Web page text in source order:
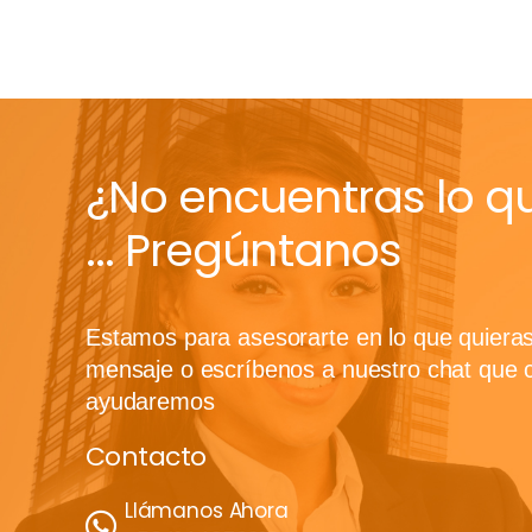
¿No encuentras lo
... Pregúntanos
Estamos para asesorarte en lo que
mensaje o escríbenos a nuestro chat que
ayudaremos
Contacto
Llámanos Ahora